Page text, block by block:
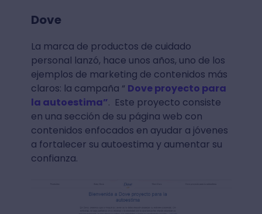
Dove
La marca de productos de cuidado
personal lanzó, hace unos años, uno de los
ejemplos de marketing de contenidos más
claros: la campaña “ Dove proyecto para
la autoestima”. Este proyecto consiste
en una sección de su página web con
contenidos enfocados en ayudar a jóvenes
a fortalecer su autoestima y aumentar su
confianza.